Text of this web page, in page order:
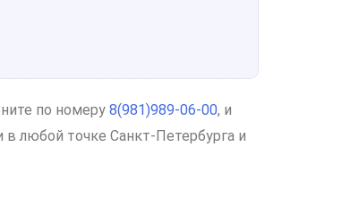
по номеру 8(981)989-06-00, и
любой точке Санкт-Петербурга и